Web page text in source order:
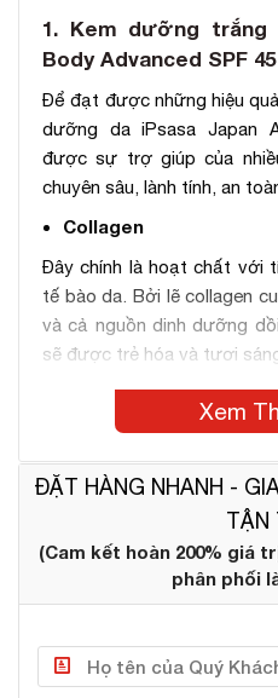
1. Kem dưỡng trắng
Body Advanced SPF
Để đạt được những hiệu
dưỡng da iPsasa Japan
được sự trợ giúp của
chuyên sâu, lành tính, an
Collagen
Đây chính là hoạt chất với
tế bào da. Bởi lẽ collagen
và cả nguồn dinh dưỡng
sẽ được trẻ hóa và tươi
Vitamin E
Đóng vai trò hữu ích trong
cho các tế bào da, đồng
làm chậm tình trạng lão hóa
Thành phần dưỡng chất
sản sinh của các sắc tố
Ngoài ra nó còn có nhiệm
Xem
ĐẶT HÀNG NHANH -
TẬN
(Cam kết hoàn 200% giá
phân phối